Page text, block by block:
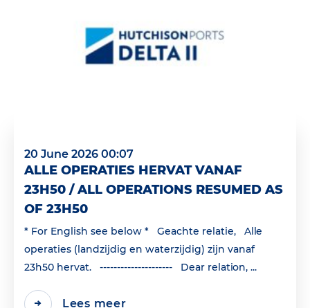
20 June 2026 00:07
ALLE OPERATIES HERVAT VANAF
23H50 / ALL OPERATIONS RESUMED AS
OF 23H50
* For English see below * Geachte relatie, Alle
operaties (landzijdig en waterzijdig) zijn vanaf
23h50 hervat. --------------------- Dear relation, ...
Lees meer